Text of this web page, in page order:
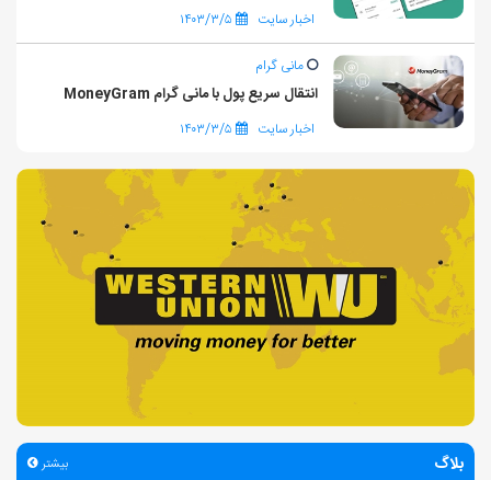
اخبار سایت ۱۴۰۳/۳/۵
مانی گرام
انتقال سریع پول با مانی گرام MoneyGram
اخبار سایت ۱۴۰۳/۳/۵
بلاگ بیشتر